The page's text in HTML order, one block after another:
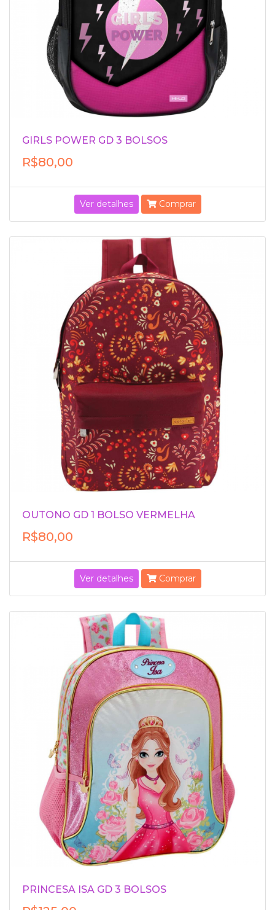
GIRLS POWER GD 3 BOLSOS
R$80,00
Ver detalhes Comprar
OUTONO GD 1 BOLSO VERMELHA
R$80,00
Ver detalhes Comprar
PRINCESA ISA GD 3 BOLSOS